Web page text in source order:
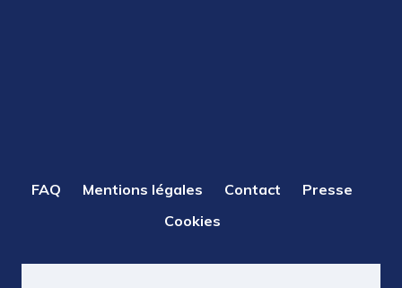
PIED
FAQ Mentions légales Contact
Presse
Cookies